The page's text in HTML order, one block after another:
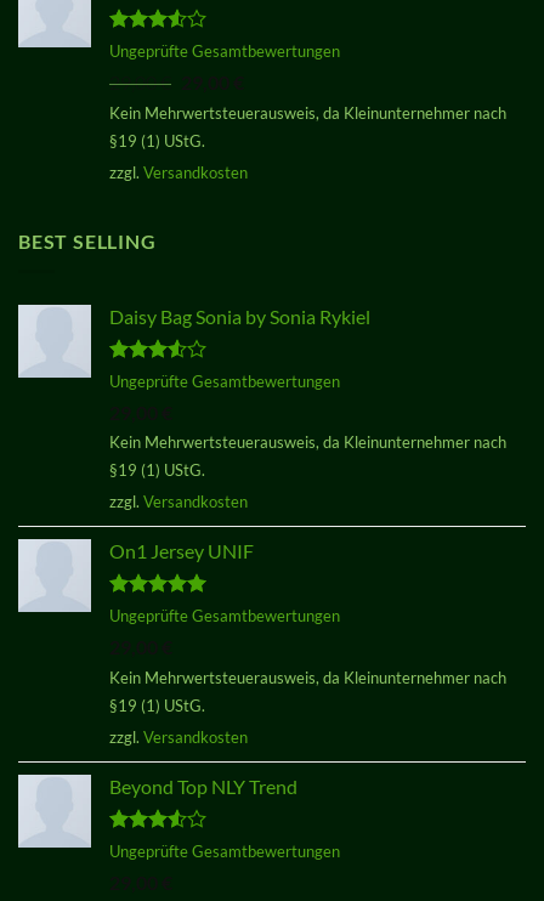
Bewertet
von 5
Ungeprüfte Gesamtbewertungen
29,00€
Preis
war:
Preis
Kein Mehrwertsteuerausweis, da Kleinunternehmer nach
§19 (1) UStG.
zzgl. Versandkosten
BEST SELLING
Daisy Bag Sonia by Sonia Rykiel
Bewertet
mit 3.50
Ungeprüfte Gesamtbewertungen
Kein Mehrwertsteuerausweis, da Kleinunternehmer nach
§19 (1) UStG.
zzgl. Versandkosten
On1 Jersey UNIF
Bewertet
Ungeprüfte Gesamtbewertungen
Kein Mehrwertsteuerausweis, da Kleinunternehmer nach
§19 (1) UStG.
zzgl. Versandkosten
Beyond Top NLY Trend
Bewertet
Ungeprüfte Gesamtbewertungen